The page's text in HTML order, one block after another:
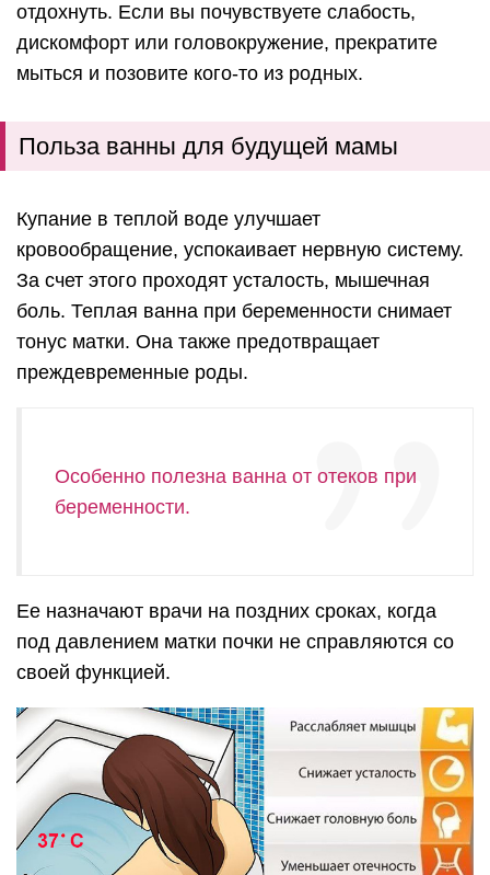
отдохнуть. Если вы почувствуете слабость,
дискомфорт или головокружение, прекратите
мыться и позовите кого-то из родных.
Польза ванны для будущей мамы
Купание в теплой воде улучшает
кровообращение, успокаивает нервную систему.
За счет этого проходят усталость, мышечная
боль. Теплая ванна при беременности снимает
тонус матки. Она также предотвращает
преждевременные роды.
Особенно полезна ванна от отеков при
беременности.
Ее назначают врачи на поздних сроках, когда
под давлением матки почки не справляются со
своей функцией.